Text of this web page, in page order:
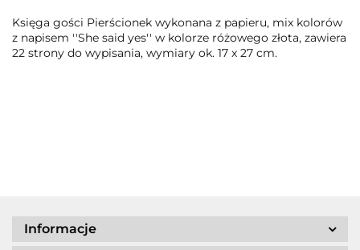
Księga gości Pierścionek wykonana z papieru, mix kolorów
z napisem ''She said yes'' w kolorze różowego złota, zawiera
22 strony do wypisania, wymiary ok. 17 x 27 cm.
Informacje